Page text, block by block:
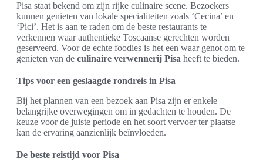
Pisa staat bekend om zijn rijke culinaire scene. Bezoekers
kunnen genieten van lokale specialiteiten zoals ‘Cecina’ en
‘Pici’. Het is aan te raden om de beste restaurants te
verkennen waar authentieke Toscaanse gerechten worden
geserveerd. Voor de echte foodies is het een waar genot om te
genieten van de culinaire verwennerij Pisa heeft te bieden.
Tips voor een geslaagde rondreis in Pisa
Bij het plannen van een bezoek aan Pisa zijn er enkele
belangrijke overwegingen om in gedachten te houden. De
keuze voor de juiste periode en het soort vervoer ter plaatse
kan de ervaring aanzienlijk beïnvloeden.
De beste reistijd voor Pisa